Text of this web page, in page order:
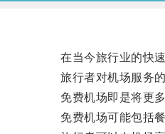
在当今旅行业的快速
旅行者对机场服务的
免费机场即是将更多
免费机场可能包括餐